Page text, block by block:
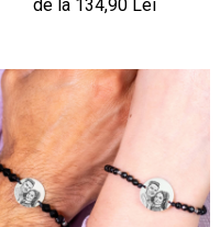
de la 134,90 Lei